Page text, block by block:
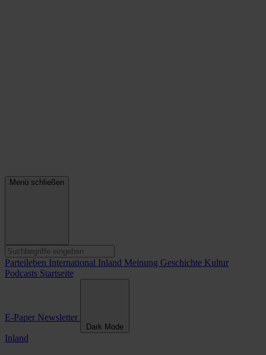
Menü schließen
Parteileben International Inland Meinung Geschichte Kultur
Podcasts Startseite
E-Paper Newsletter
Dark Mode
Inland